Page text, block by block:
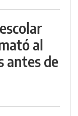
al
antes de